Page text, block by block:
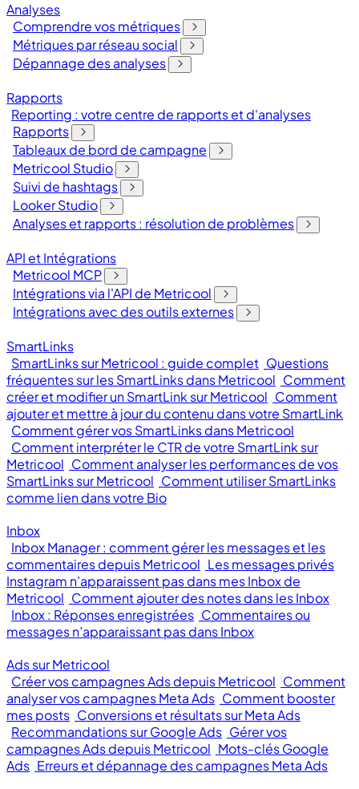
Analyses
Comprendre vos métriques
Métriques par réseau social
Dépannage des analyses
Rapports
Reporting : votre centre de rapports et d'analyses
Rapports
Tableaux de bord de campagne
Metricool Studio
Suivi de hashtags
Looker Studio
Analyses et rapports : résolution de problèmes
API et Intégrations
Metricool MCP
Intégrations via l'API de Metricool
Intégrations avec des outils externes
SmartLinks
SmartLinks sur Metricool : guide complet Questions
fréquentes sur les SmartLinks dans Metricool Comment
créer et modifier un SmartLink sur Metricool Comment
ajouter et mettre à jour du contenu dans votre SmartLink
Comment gérer vos SmartLinks dans Metricool
Comment interpréter le CTR de votre SmartLink sur
Metricool Comment analyser les performances de vos
SmartLinks sur Metricool Comment utiliser SmartLinks
comme lien dans votre Bio
Inbox
Inbox Manager : comment gérer les messages et les
commentaires depuis Metricool Les messages privés
Instagram n’apparaissent pas dans mes Inbox de
Metricool Comment ajouter des notes dans les Inbox
Inbox : Réponses enregistrées Commentaires ou
messages n’apparaissant pas dans Inbox
Ads sur Metricool
Créer vos campagnes Ads depuis Metricool Comment
analyser vos campagnes Meta Ads Comment booster
mes posts Conversions et résultats sur Meta Ads
Recommandations sur Google Ads Gérer vos
campagnes Ads depuis Metricool Mots-clés Google
Ads Erreurs et dépannage des campagnes Meta Ads